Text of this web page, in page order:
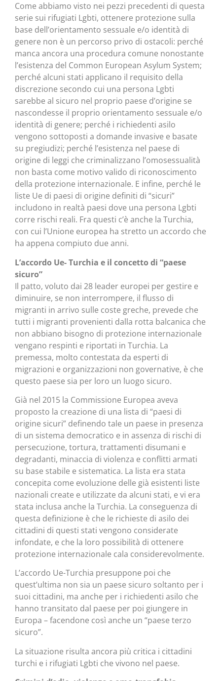
Come abbiamo visto nei pezzi precedenti di questa
serie sui rifugiati Lgbti, ottenere protezione sulla
base dell’orientamento sessuale e/o identità di
genere non è un percorso privo di ostacoli: perché
manca ancora una procedura comune nonostante
l’esistenza del Common European Asylum System;
perché alcuni stati applicano il requisito della
discrezione secondo cui una persona Lgbti
sarebbe al sicuro nel proprio paese d’origine se
nascondesse il proprio orientamento sessuale e/o
identità di genere; perché i richiedenti asilo
vengono sottoposti a domande invasive e basate
su pregiudizi; perché l’esistenza nel paese di
origine di leggi che criminalizzano l’omosessualità
non basta come motivo valido di riconoscimento
della protezione internazionale. E infine, perché le
liste Ue di paesi di origine definiti di “sicuri”
includono in realtà paesi dove una persona Lgbti
corre rischi reali. Fra questi c’è anche la Turchia,
con cui l’Unione europea ha stretto un accordo che
ha appena compiuto due anni.
L’accordo Ue- Turchia e il concetto di “paese
sicuro”
Il patto, voluto dai 28 leader europei per gestire e
diminuire, se non interrompere, il flusso di
migranti in arrivo sulle coste greche, prevede che
tutti i migranti provenienti dalla rotta balcanica che
non abbiano bisogno di protezione internazionale
vengano respinti e riportati in Turchia. La
premessa, molto contestata da esperti di
migrazioni e organizzazioni non governative, è che
questo paese sia per loro un luogo sicuro.
Già nel 2015 la Commissione Europea aveva
proposto la creazione di una lista di “paesi di
origine sicuri” definendo tale un paese in presenza
di un sistema democratico e in assenza di rischi di
persecuzione, tortura, trattamenti disumani e
degradanti, minaccia di violenza e conflitti armati
su base stabile e sistematica. La lista era stata
concepita come evoluzione delle già esistenti liste
nazionali create e utilizzate da alcuni stati, e vi era
stata inclusa anche la Turchia. La conseguenza di
questa definizione è che le richieste di asilo dei
cittadini di questi stati vengono considerate
infondate, e che la loro possibilità di ottenere
protezione internazionale cala considerevolmente.
L’accordo Ue-Turchia presuppone poi che
quest’ultima non sia un paese sicuro soltanto per i
suoi cittadini, ma anche per i richiedenti asilo che
hanno transitato dal paese per poi giungere in
Europa – facendone così anche un “paese terzo
sicuro”.
La situazione risulta ancora più critica i cittadini
turchi e i rifugiati Lgbti che vivono nel paese.